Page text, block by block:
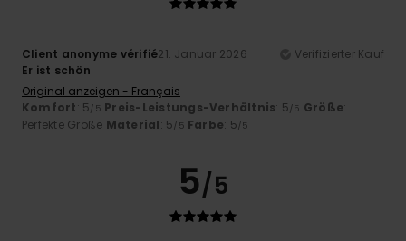
Client anonyme vérifié21. Januar 2026
Verifizierter Kauf
Er ist schön
Original anzeigen - Français
Komfort: 5 /5 Preis-Leistungs-Verhältnis: 5 /5 Größe:
Perfekte Größe Material: 5 /5 Farbe: 5 /5
5/5